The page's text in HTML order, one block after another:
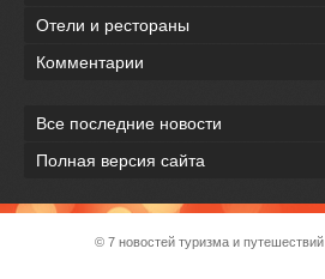
Отели и рестораны
Комментарии
Все последние новости
Полная версия сайта
© 7 новостей туризма и путешествий